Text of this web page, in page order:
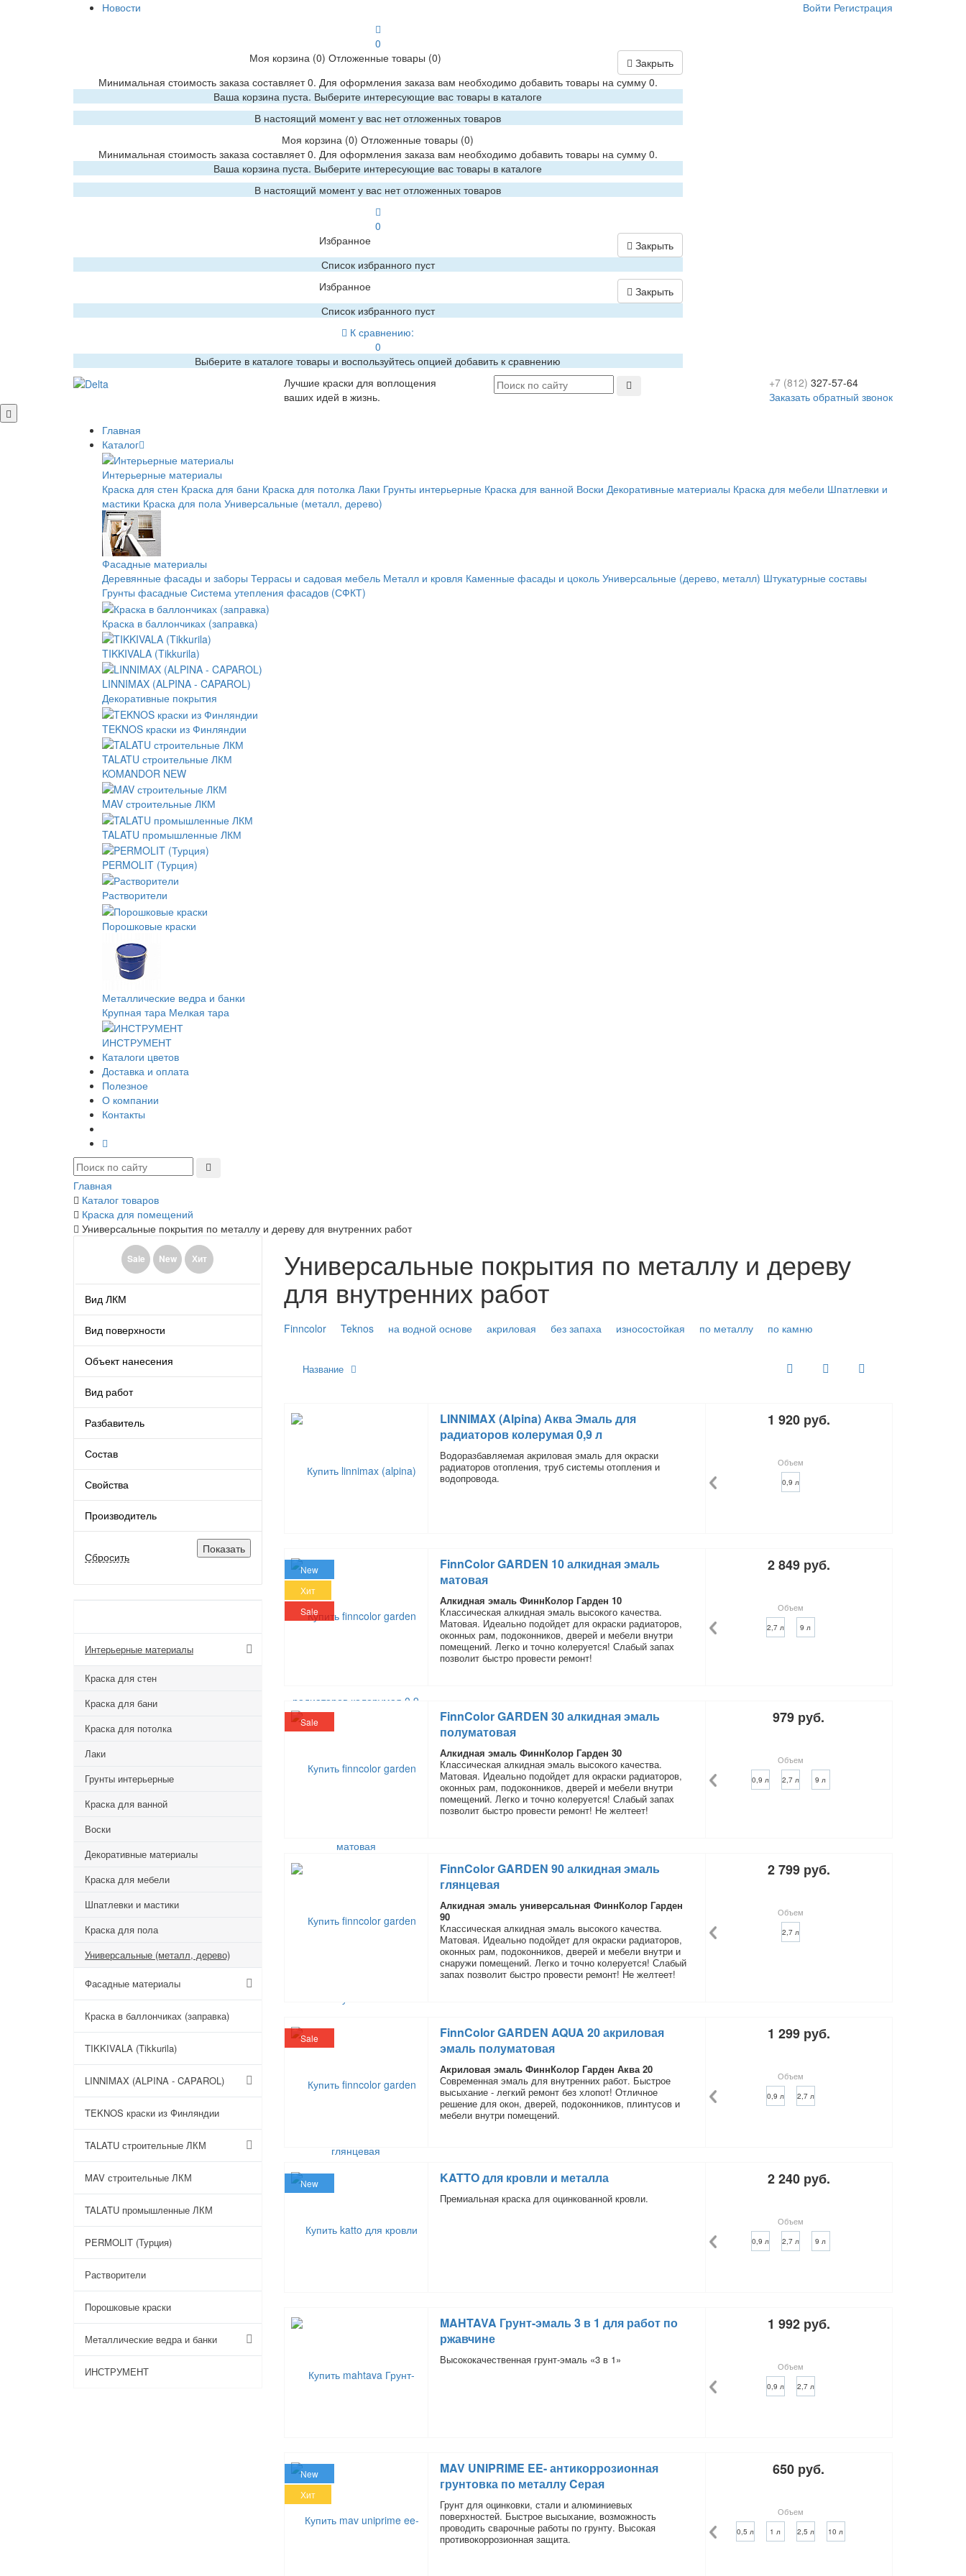
Новости
0
Моя корзина(0) Отложенные товары (0)
Закрыть
Минимальная стоимость заказа составляет 0. Для оформления заказа вам необходимо добавить товары на сумму 0.
Ваша корзина пуста. Выберите интересующие вас товары в каталоге
В настоящий момент у вас нет отложенных товаров
Моя корзина (0) Отложенные товары (0)
Минимальная стоимость заказа составляет 0. Для оформления заказа вам необходимо добавить товары на сумму 0.
Ваша корзина пуста. Выберите интересующие вас товары в каталоге
В настоящий момент у вас нет отложенных товаров
0
Избранное
Закрыть
Список избранного пуст
Избранное
Закрыть
Список избранного пуст
К сравнению:
0
Выберите в каталоге товары и воспользуйтесь опцией добавить к сравнению
Войти Регистрация
Лучшие краски для воплощения
ваших идей в жизнь.
+7 (812) 327-57-64
Заказать обратный звонок
Главная
Каталог
Интерьерные материалы
Краска для стен Краска для бани Краска для потолка Лаки Грунты интерьерные Краска для ванной Воски Декоративные материалы Краска для мебели Шпатлевки и
мастики Краска для пола Универсальные (металл, дерево)
Фасадные материалы
Деревянные фасады и заборы Террасы и садовая мебель Металл и кровля Каменные фасады и цоколь Универсальные (дерево, металл) Штукатурные составы
Грунты фасадные Система утепления фасадов (СФКТ)
Краска в баллончиках (заправка)
TIKKIVALA (Tikkurila)
LINNIMAX (ALPINA - CAPAROL)
Декоративные покрытия
TEKNOS краски из Финляндии
TALATU строительные ЛКМ
KOMANDOR NEW
MAV строительные ЛКМ
TALATU промышленные ЛКМ
PERMOLIT (Турция)
Растворители
Порошковые краски
Металлические ведра и банки
Крупная тара Мелкая тара
ИНСТРУМЕНТ
Каталоги цветов
Доставка и оплата
Полезное
О компании
Контакты
Главная
Каталог товаров
Краска для помещений
Универсальные покрытия по металлу и дереву для внутренних работ
Sale New Хит
Вид ЛКМ
Вид поверхности
Объект нанесения
Вид работ
Разбавитель
Состав
Свойства
Производитель
Интерьерные материалы
Краска для стен
Краска для бани
Краска для потолка
Лаки
Грунты интерьерные
Краска для ванной
Воски
Декоративные материалы
Краска для мебели
Шпатлевки и мастики
Краска для пола
Универсальные (металл, дерево)
Фасадные материалы
Краска в баллончиках (заправка)
TIKKIVALA (Tikkurila)
LINNIMAX (ALPINA - CAPAROL)
TEKNOS краски из Финляндии
TALATU строительные ЛКМ
MAV строительные ЛКМ
TALATU промышленные ЛКМ
PERMOLIT (Турция)
Растворители
Порошковые краски
Металлические ведра и банки
ИНСТРУМЕНТ
Универсальные покрытия по металлу и дереву
для внутренних работ
Finncolor Teknos на водной основе акриловая без запаха износостойкая по металлу по камню
название
LINNIMAX (Alpina) Аква Эмаль для
радиаторов колерумая 0,9 л
Водоразбавляемая акриловая эмаль для окраски
радиаторов отопления, труб системы отопления и
водопровода.
1 920 руб.
Объем
0,9 л
New
Хит
Sale
FinnColor GARDEN 10 алкидная эмаль
матовая
Алкидная эмаль ФиннКолор Гарден 10
Классическая алкидная эмаль высокого качества.
Матовая. Идеально подойдет для окраски радиаторов,
оконных рам, подоконников, дверей и мебели внутри
помещений. Легко и точно колеруется! Слабый запах
позволит быстро провести ремонт!
2 849 руб.
Объем
2,7 л 9 л
Sale
FinnColor GARDEN 30 алкидная эмаль
полуматовая
Алкидная эмаль ФиннКолор Гарден 30
Классическая алкидная эмаль высокого качества.
Матовая. Идеально подойдет для окраски радиаторов,
оконных рам, подоконников, дверей и мебели внутри
помещений. Легко и точно колеруется! Слабый запах
позволит быстро провести ремонт! Не желтеет!
979 руб.
Объем
0,9 л 2,7 л 9 л
FinnColor GARDEN 90 алкидная эмаль
глянцевая
Алкидная эмаль универсальная ФиннКолор Гарден
90
Классическая алкидная эмаль высокого качества.
Матовая. Идеально подойдет для окраски радиаторов,
оконных рам, подоконников, дверей и мебели внутри и
снаружи помещений. Легко и точно колеруется! Слабый
запах позволит быстро провести ремонт! Не желтеет!
2 799 руб.
Объем
2,7 л
Sale
FinnColor GARDEN AQUA 20 акриловая
эмаль полуматовая
Акриловая эмаль ФиннКолор Гарден Аква 20
Современная эмаль для внутренних работ. Быстрое
высыхание - легкий ремонт без хлопот! Отличное
решение для окон, дверей, подоконников, плинтусов и
мебели внутри помещений.
1 299 руб.
Объем
0,9 л 2,7 л
New KATTO для кровли и металла
Премиальная краска для оцинкованной кровли.
2 240 руб.
Объем
0,9 л 2,7 л 9 л
MAHTAVA Грунт-эмаль 3 в 1 для работ по
ржавчине
Высококачественная грунт-эмаль «3 в 1»
1 992 руб.
Объем
0,9 л 2,7 л
New
Хит
MAV UNIPRIME EE- антикоррозионная
грунтовка по металлу Cерая
Грунт для оцинковки, стали и алюминиевых
поверхностей. Быстрое высыхание, возможность
проводить сварочные работы по грунту. Высокая
противокоррозионная защита.
650 руб.
Объем
0,5 л 1 л 2,5 л 10 л